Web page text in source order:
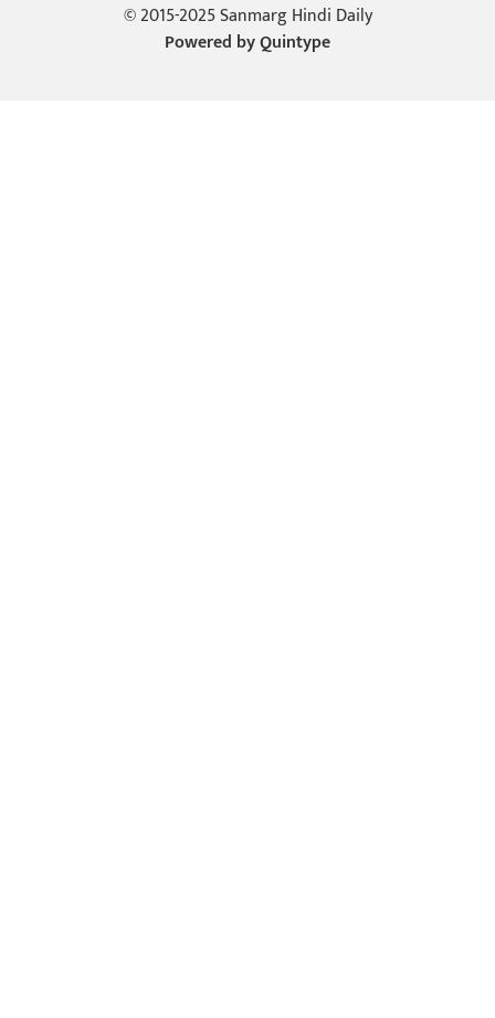
© 2015-2025 Sanmarg Hindi Daily
Powered byQuintype